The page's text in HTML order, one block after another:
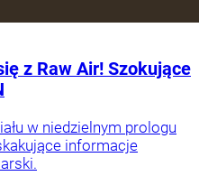
z Raw Air! Szokujące
w niedzielnym prologu
informacje